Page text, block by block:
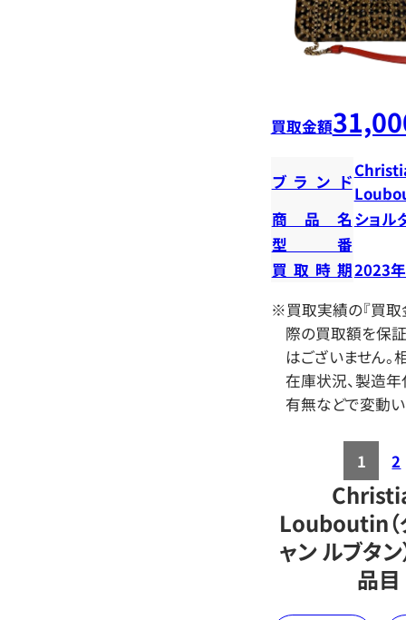
買取金額
ブランド
商品名 ショル
型番
買取時期2023
※買取実績の『買取
際の買取額を保
はございません。
在庫状況、製造年
有無などで変動い
1 2
Louboutin（
ャン ルブタ
品目